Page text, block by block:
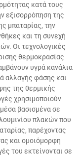
κατά τους
εξισορρόπηση της
μπαταρίας, την
και τη συνεχή
Οι τεχνολογικές
θερμοκρασίας
υγρά κανάλια
αλλαγής φάσης και
της θερμικής
χρησιμοποιούν
βασισμένα σε
πλακών που
παρέχοντας
και ομοιόμορφη
του εκτείνονται σε